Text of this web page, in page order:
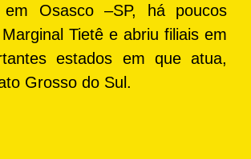
em Osasco –SP, há poucos
Tietê e abriu filiais em
estados em que atua,
Grosso do Sul.